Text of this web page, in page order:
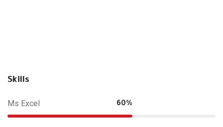
Skills
Ms Excel 60%